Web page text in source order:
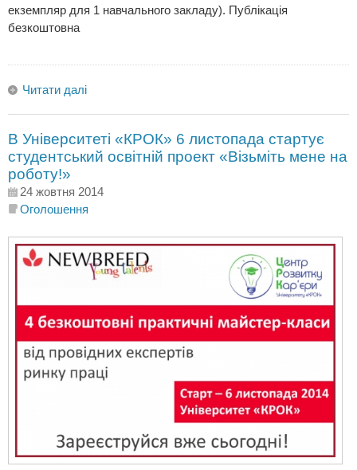
екземпляр для 1 навчального закладу). Публікація
безкоштовна
Читати далі
В Університеті «КРОК» 6 листопада стартує
студентський освітній проект «Візьміть мене на
роботу!»
24 жовтня 2014
Оголошення